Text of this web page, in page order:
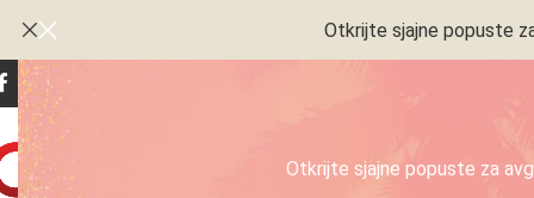
Otkrijte sjajne popuste za
Otkrijte sjajne popuste